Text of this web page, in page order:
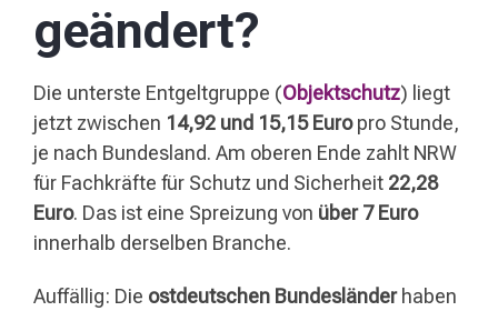
geändert?
Die unterste Entgeltgruppe (Objektschutz) liegt
jetzt zwischen 14,92 und 15,15 Europro Stunde,
je nach Bundesland. Am oberen Ende zahlt NRW
für Fachkräfte für Schutz und Sicherheit 22,28
Euro. Das ist eine Spreizung von über 7 Euro
innerhalb derselben Branche.
Auffällig: Die ostdeutschen Bundesländerhaben